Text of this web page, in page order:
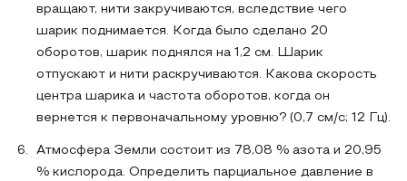
вращают, нити закручиваются, вследствие чего
шарик поднимается. Когда было сделано 20
оборотов, шарик поднялся на 1,2 см. Шарик
отпускают и нити раскручиваются. Какова скорость
центра шарика и частота оборотов, когда он
вернется к первоначальному уровню? (0,7 см/с; 12 Гц).
Атмосфера Земли состоит из 78,08 % азота и 20,95
% кислорода. Определить парциальное давление в